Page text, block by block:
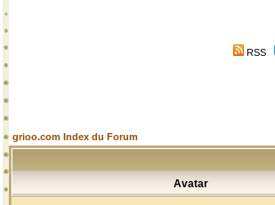
RSS
grioo.com Index du Forum
Avatar